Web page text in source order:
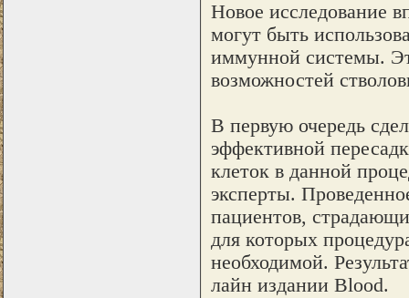
Новое исследование
могут быть
иммунной системы.
возможностей
В первую очередь
эффективной
клеток в данной
эксперты.
пациентов,
для которых
необходимой.
лайн издании Blood.